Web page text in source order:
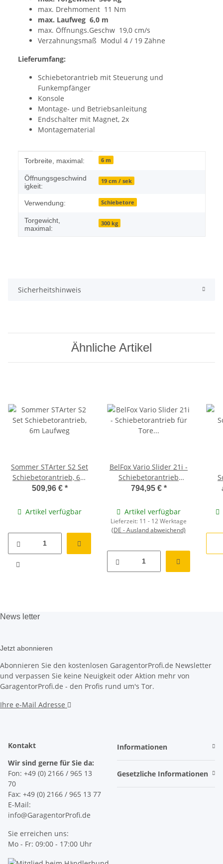
max. Drehmoment 11 Nm
max. Laufweg 6,0 m
max. Öffnungs.Geschw 19,0 cm/s
Verzahnungsmaß Modul 4 / 19 Zähne
Lieferumfang:
Schiebetorantrieb mit Steuerung und
Funkempfänger
Konsole
Montage- und Betriebsanleitung
Endschalter mit Magnet, 2x
Montagematerial
Produkteigenschaft
Wert
Torbreite, maximal: 6 m
Öffnungsgeschwind
igkeit:
19 cm / sek
Verwendung: Schiebetore
Torgewicht,
maximal:
300 kg
Sicherheitshinweis
Ähnliche Artikel
Sommer STArter S2 Set
Schiebetorantrieb, 6m
Laufweg
509,96 € *
Artikel verfügbar
BelFox Vario Slider 21i -
Schiebetorantrieb
f&uuml;r Tore bis 350 kg
794,95 € *
Artikel verfügbar
Lieferzeit: 11 - 12 Werktage
(DE - Ausland abweichend)
News letter
Jetzt abonnieren
Abonnieren Sie den kostenlosen GaragentorProfi.de Newsletter
und verpassen Sie keine Neuigkeit oder Aktion mehr von
GaragentorProfi.de - den Profis rund um's Tor.
Ihre e-Mail Adresse
Kontakt
Wir sind gerne für Sie da:
Fon: +49 (0) 2166 / 965 13
70
Fax: +49 (0) 2166 / 965 13 77
E-Mail:
info@GaragentorProfi.de
Sie erreichen uns:
Mo - Fr: 09:00 - 17:00 Uhr
Informationen
Gesetzliche Informationen